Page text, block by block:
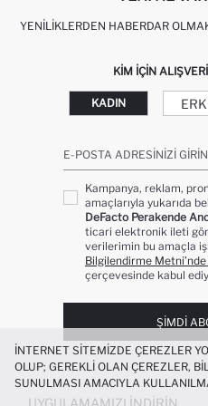
YENILIKLERDEN HABERDAR
KIM IÇIN
KADIN
E-POSTA ADRESINIZI
Kampanya, reklam,
amaçlarıyla yukarıda
DeFacto Perakende
ticari elektronik ileti
verilerimin bu amaçla
Bilgilendirme Metni’nde
çerçevesinde kabul
ŞIMDI
İNTERNET SITEMIZDE ÇEREZLER
OLUP; GEREKLI OLAN ÇEREZLER,
SUNULMASI AMACIYLA
ÜÇÜNCÜ TARAF ÇEREZLER ISE